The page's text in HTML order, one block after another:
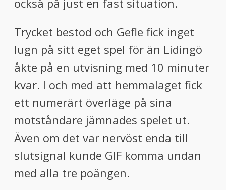
också på just en fast situation.
Trycket bestod och Gefle fick inget
lugn på sitt eget spel för än Lidingö
åkte på en utvisning med 10 minuter
kvar. I och med att hemmalaget fick
ett numerärt överläge på sina
motståndare jämnades spelet ut.
Även om det var nervöst enda till
slutsignal kunde GIF komma undan
med alla tre poängen.